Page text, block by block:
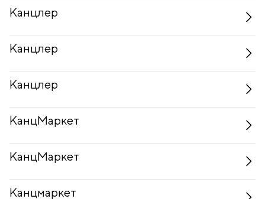
Канцлер
Канцлер
Канцлер
КанцМаркет
КанцМаркет
Канцмаркет